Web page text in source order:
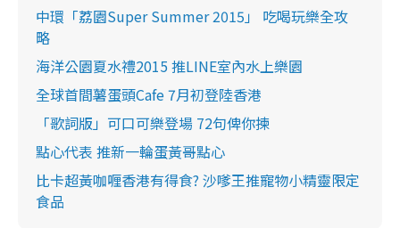
中環「荔園Super Summer 2015」 吃喝玩樂全攻
略
海洋公園夏水禮2015 推LINE室內水上樂園
全球首間薯蛋頭Cafe 7月初登陸香港
「歌詞版」可口可樂登場 72句俾你揀
點心代表 推新一輪蛋黃哥點心
比卡超黃咖喱香港有得食? 沙嗲王推寵物小精靈限定
食品